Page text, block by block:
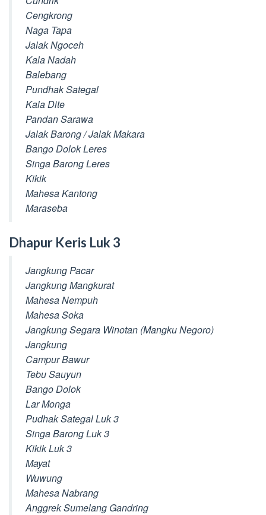
Cengkrong
Naga Tapa
Jalak Ngoceh
Kala Nadah
Balebang
Pundhak Sategal
Kala Dite
Pandan Sarawa
Jalak Barong / Jalak Makara
Bango Dolok Leres
Singa Barong Leres
Kikik
Mahesa Kantong
Maraseba
Dhapur Keris Luk 3
Jangkung Pacar
Jangkung Mangkurat
Mahesa Nempuh
Mahesa Soka
Jangkung Segara Winotan (Mangku Negoro)
Jangkung
Campur Bawur
Tebu Sauyun
Bango Dolok
Lar Monga
Pudhak Sategal Luk 3
Singa Barong Luk 3
Kikik Luk 3
Mayat
Wuwung
Mahesa Nabrang
Anggrek Sumelang Gandring